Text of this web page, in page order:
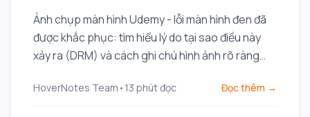
Ảnh chụp màn hình Udemy - lỗi màn hình đen đã
được khắc phục: tìm hiểu lý do tại sao điều này
xảy ra (DRM) và cách ghi chú hình ảnh rõ ràng
HoverNotes Team • 13 phút đọc Đọc thêm →